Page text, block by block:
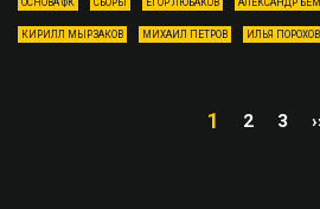
ОСНОВА ФК СБОРЫ ЕГОР ЛЮБАКОВ АЛЕКСАНДР БЕМ
КИРИЛЛ МЫРЗАКОВ МИХАИЛ ПЕТРОВ ИЛЬЯ ПОРОХОВ
1 2 3